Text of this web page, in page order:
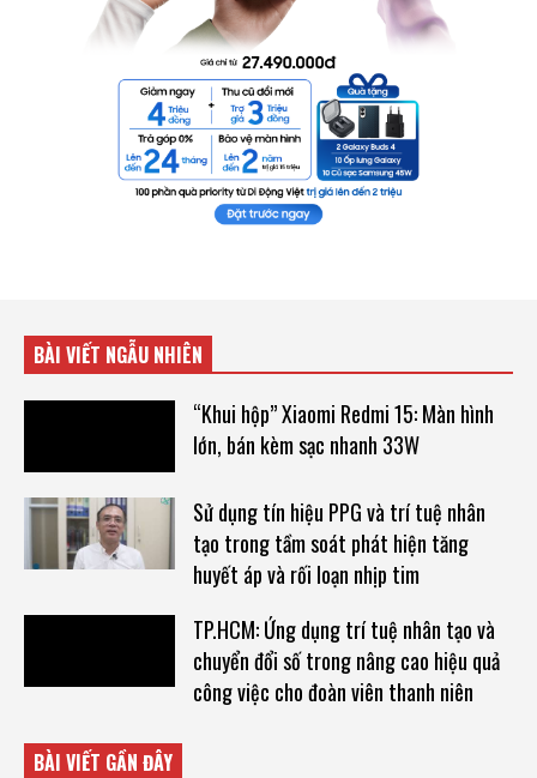
BÀI VIẾT NGẪU NHIÊN
“Khui hộp” Xiaomi Redmi 15: Màn hình
lớn, bán kèm sạc nhanh 33W
Sử dụng tín hiệu PPG và trí tuệ nhân
tạo trong tầm soát phát hiện tăng
huyết áp và rối loạn nhịp tim
TP.HCM: Ứng dụng trí tuệ nhân tạo và
chuyển đổi số trong nâng cao hiệu quả
công việc cho đoàn viên thanh niên
BÀI VIẾT GẦN ĐÂY